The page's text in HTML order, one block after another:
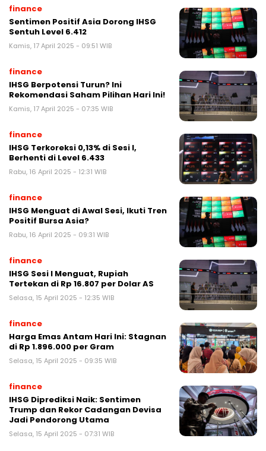
finance
Sentimen Positif Asia Dorong IHSG
Sentuh Level 6.412
Kamis, 17 April 2025 - 09:51 WIB
finance
IHSG Berpotensi Turun? Ini
Rekomendasi Saham Pilihan Hari Ini!
Kamis, 17 April 2025 - 07:35 WIB
finance
IHSG Terkoreksi 0,13% di Sesi I,
Berhenti di Level 6.433
Rabu, 16 April 2025 - 12:31 WIB
finance
IHSG Menguat di Awal Sesi, Ikuti Tren
Positif Bursa Asia?
Rabu, 16 April 2025 - 09:31 WIB
finance
IHSG Sesi I Menguat, Rupiah
Tertekan di Rp 16.807 per Dolar AS
Selasa, 15 April 2025 - 12:35 WIB
finance
Harga Emas Antam Hari Ini: Stagnan
di Rp 1.896.000 per Gram
Selasa, 15 April 2025 - 09:35 WIB
finance
IHSG Diprediksi Naik: Sentimen
Trump dan Rekor Cadangan Devisa
Jadi Pendorong Utama
Selasa, 15 April 2025 - 07:31 WIB